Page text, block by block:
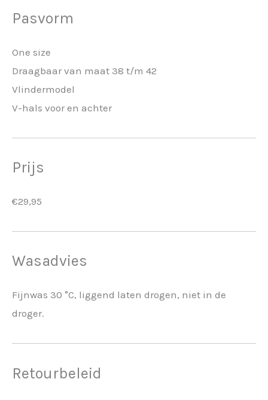
Pasvorm
One size
Draagbaar van maat 38 t/m 42
Vlindermodel
V-hals voor en achter
Prijs
€29,95
Wasadvies
Fijnwas 30 °C, liggend laten drogen, niet in de
droger.
Retourbeleid